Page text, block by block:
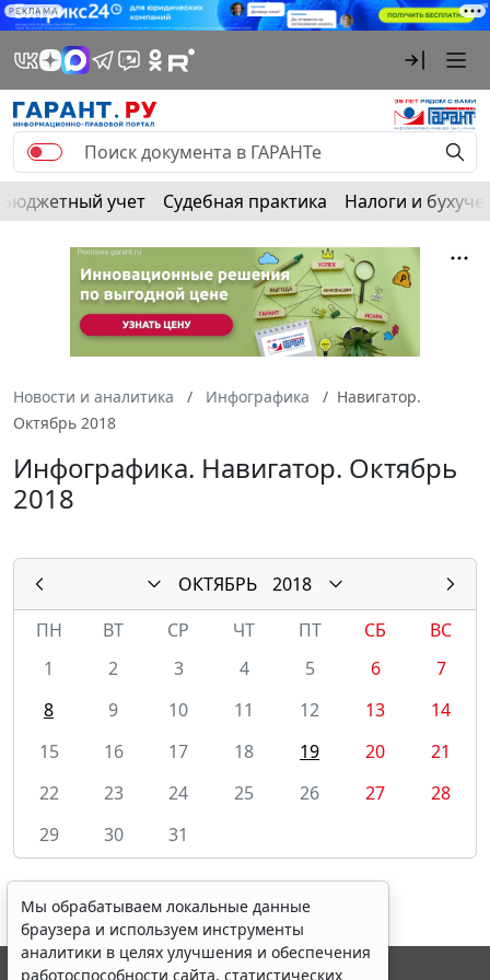
РЕКЛАМА
Бюджетный учет Судебная практика Налоги и
Новости и аналитика Инфографика
Навигатор.
Октябрь 2018
Инфографика. Навигатор. Октябрь
2018
ОКТЯБРЬ
2018
ПН
ВТ СР ЧТ ПТ СБ
ВС
1
2 3 4 5 6
7
8
9 10 11 12 13
14
15
16 17 18 19 20
21
22
23 24 25 26 27
28
29
30 31
Мы обрабатываем локальные данные
браузера и используем инструменты
аналитики в целях улучшения и обеспечения
работоспособности сайта, статистических